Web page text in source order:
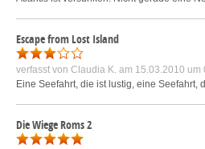
Escape from Lost Island
verfasst von Claudia K. am 15.03.2010 um
Eine Seefahrt, die ist lustig, eine
Die Wiege Roms 2